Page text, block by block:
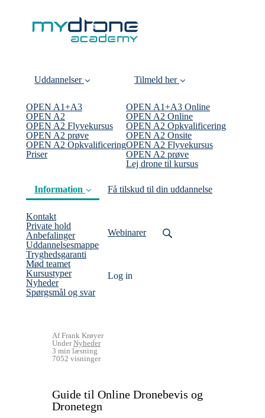
Uddannelser
OPEN A1+A3
OPEN A2
OPEN A2 Flyvekursus
OPEN A2 prøve
OPEN A2 Opkvalificering
Priser
Tilmeld her
OPEN A1+A3 Online
OPEN A2 Online
OPEN A2 Opkvalificering
OPEN A2 Onsite
OPEN A2 Flyvekursus
OPEN A2 prøve
Lej drone til kursus
Information
Kontakt
Private hold
Anbefalinger
Uddannelsesmappe
Tryghedsgaranti
Mød teamet
Kursustyper
Nyheder(current)
Spørgsmål og svar
Få tilskud til din uddannelse
Webinarer
Af Frank Krøyer
UnderNyheder
3 min læsning
7052 visninger
Guide til Online Dronebevis og
Dronetegn